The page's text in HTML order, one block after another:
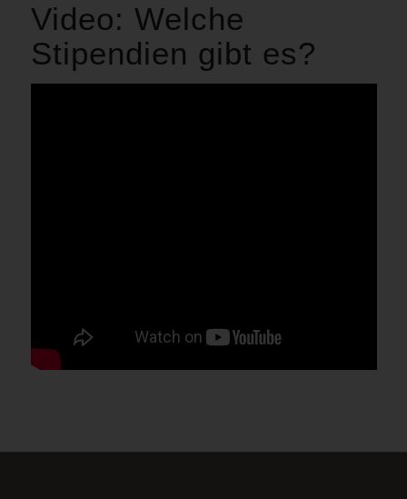
Video: Welche
Stipendien gibt es?